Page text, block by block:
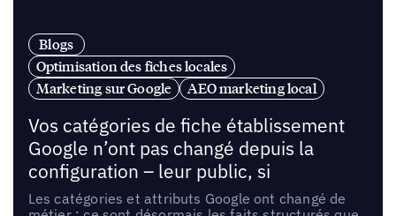
Blogs
Optimisation des fiches locales
Marketing sur Google
AEO marketing local
Vos catégories de fiche établissement
Google n’ont pas changé depuis la
configuration – leur public, si
Les catégories et attributs Google ont changé de